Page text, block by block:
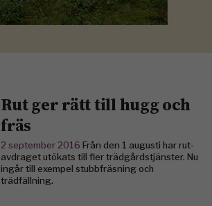
Rut ger rätt till hugg och
fräs
2 september 2016 Från den 1 augusti har rut-
avdraget utökats till fler trädgårdstjänster. Nu
ingår till exempel stubbfräsning och
trädfällning.